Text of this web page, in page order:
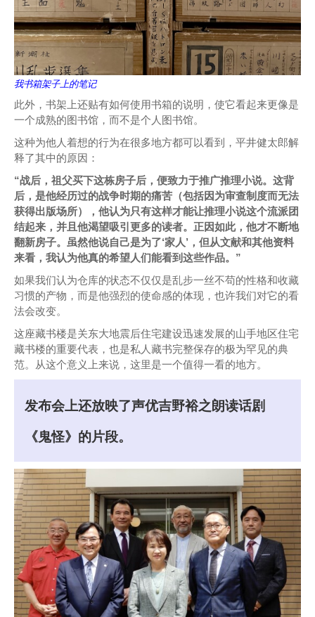
我书箱架子上的笔记
此外，书架上还贴有如何使用书箱的说明，使它看起来更像是
一个成熟的图书馆，而不是个人图书馆。
这种为他人着想的行为在很多地方都可以看到，平井健太郎解
释了其中的原因：
“战后，祖父买下这栋房子后，便致力于推广推理小说。这背
后，是他经历过的战争时期的痛苦（包括因为审查制度而无法
获得出版场所），他认为只有这样才能让推理小说这个流派团
结起来，并且他渴望吸引更多的读者。正因如此，他才不断地
翻新房子。虽然他说自己是为了‘家人’，但从文献和其他资料
来看，我认为他真的希望人们能看到这些作品。”
如果我们认为仓库的状态不仅仅是乱步一丝不苟的性格和收藏
习惯的产物，而是他强烈的使命感的体现，也许我们对它的看
法会改变。
这座藏书楼是关东大地震后住宅建设迅速发展的山手地区住宅
藏书楼的重要代表，也是私人藏书完整保存的极为罕见的典
范。从这个意义上来说，这里是一个值得一看的地方。
发布会上还放映了声优吉野裕之朗读话剧
《鬼怪》的片段。